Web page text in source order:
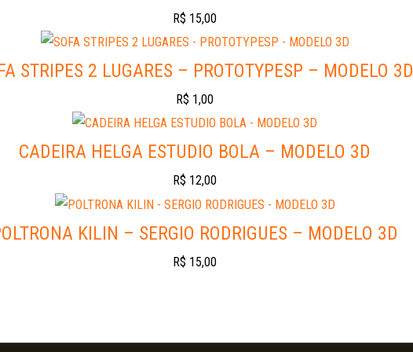
R$ 15,00
STRIPES 2 LUGARES – PROTOTYPESP – MODELO 3D
R$ 1,00
CADEIRA HELGA ESTUDIO BOLA – MODELO 3D
R$ 12,00
KILIN – SERGIO RODRIGUES – MODELO 3D
R$ 15,00